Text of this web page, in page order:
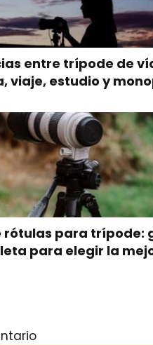
entre trípode de
viaje, estudio y
rótulas para trípode:
para elegir la